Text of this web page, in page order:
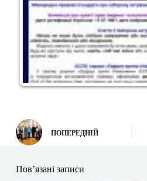
ПОПЕРЕДНІЙ
Пов’язані записи